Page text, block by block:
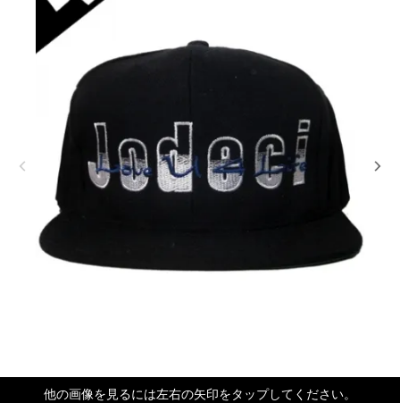
他の画像を見るには左右の矢印をタップしてください。